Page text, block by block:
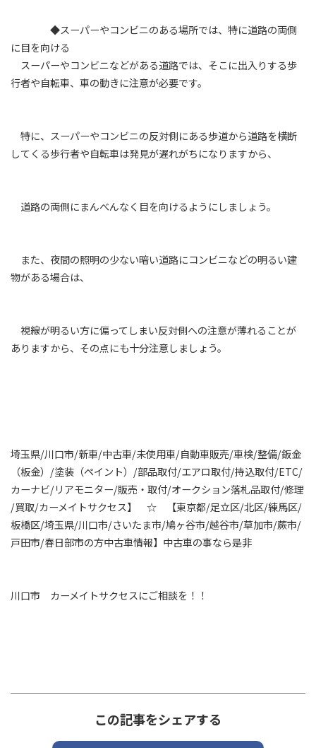
◆スーパーやコンビニのある場所では、特に道路の両側
に目を向ける
スーパーやコンビニなどがある道路では、そこに出入りする歩
行者や自転車、車の動きに注意が必要です。
特に、スーパーやコンビニの反対側にある歩道から道路を横断
してくる歩行者や自転車は発見が遅れがちになりますから、
道路の両側にまんべんなく目を向けるようにしましょう。
また、夜間の照明の少ない暗い道路にコンビニなどの明るい建
物がある場合は、
視線が明るい方に偏ってしまい反対側への注意が薄れることが
ありますから、その点にも十分注意しましょう。
埼玉県/川口市/新車/中古車/未使用車/自動車販売/車検/整備/鈑金
（板金）/塗装（ペイント）/部品取付/エアロ取付/持込取付/ETC/
カーナビ/リアモニター/販売・取付/オークション落札品取付/修理
/買取/カーメイトサクセス】 ☆ 【東京都/足立区/北区/練馬区/
板橋区/埼玉県/川口市/さいたま市/鳩ヶ谷市/越谷市/草加市/蕨市/
戸田市/春日部市の方中古車情報】中古車の事なら是非
川口市 カーメイトサクセスにご相談を！！
この記事をシェアする